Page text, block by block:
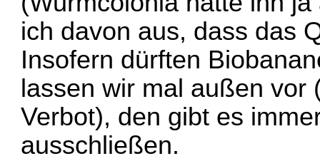
ich davon aus, dass das
Insofern dürften
lassen wir mal außen
Verbot), den gibt es
ausschließen.